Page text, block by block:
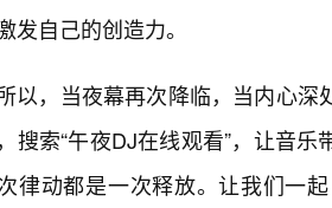
发自己的创造力。
以，当夜幕再次降临，当内心
搜索“午夜DJ在线观看”，让音
律动都是一次释放。让我们一